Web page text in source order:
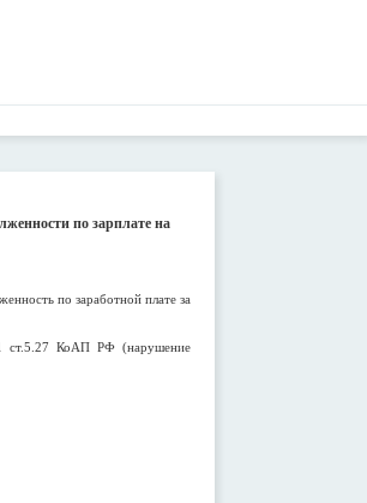
по зарплате на
по заработной плате за
1 ст.5.27 КоАП РФ (нарушение